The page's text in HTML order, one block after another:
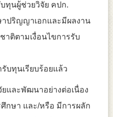
บทุนผู้ช่วยวิจัย คปก.
าปริญญาเอกและมีผลงาน
าติตามเงื่อนไขการรับ
บทุนเรียบร้อยแล้ว
ยและพัฒนาอย่างต่อเนื่อง
ศึกษา และ/หรือ มีการผลัก